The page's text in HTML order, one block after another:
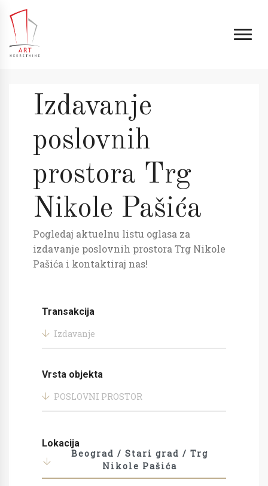
Izdavanje
poslovnih
prostora Trg
Nikole Pašića
Pogledaj aktuelnu listu oglasa za
izdavanje poslovnih prostora Trg Nikole
Pašića i kontaktiraj nas!
Transakcija
Izdavanje
Vrsta objekta
POSLOVNI PROSTOR
Lokacija
Beograd / Stari grad / Trg
Nikole Pašića